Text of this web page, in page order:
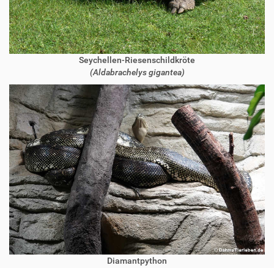
Seychellen-Riesenschildkröte
(Aldabrachelys gigantea)
Diamantpython